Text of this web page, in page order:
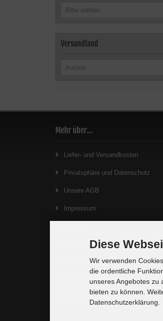
Bitte wählen
Versandland
Austria
Mehr über...
Liefer- und Versandkosten
Privatsphäre und Datenschutz
Unsere AGB
Impressum
Widerrufsrecht
Lieferzeit
Vertrag widerrufen
Diese
Wir verwenden
die ordentliche
unseres Angebotes zu
bieten zu können.
Datenschutzerklärung.